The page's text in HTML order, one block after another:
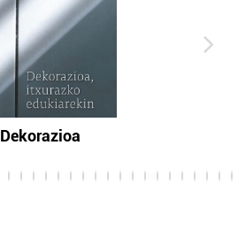
Dekorazioa